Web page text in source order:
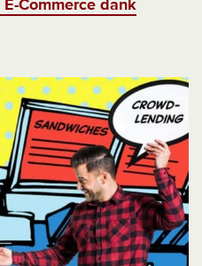
Commerce dank